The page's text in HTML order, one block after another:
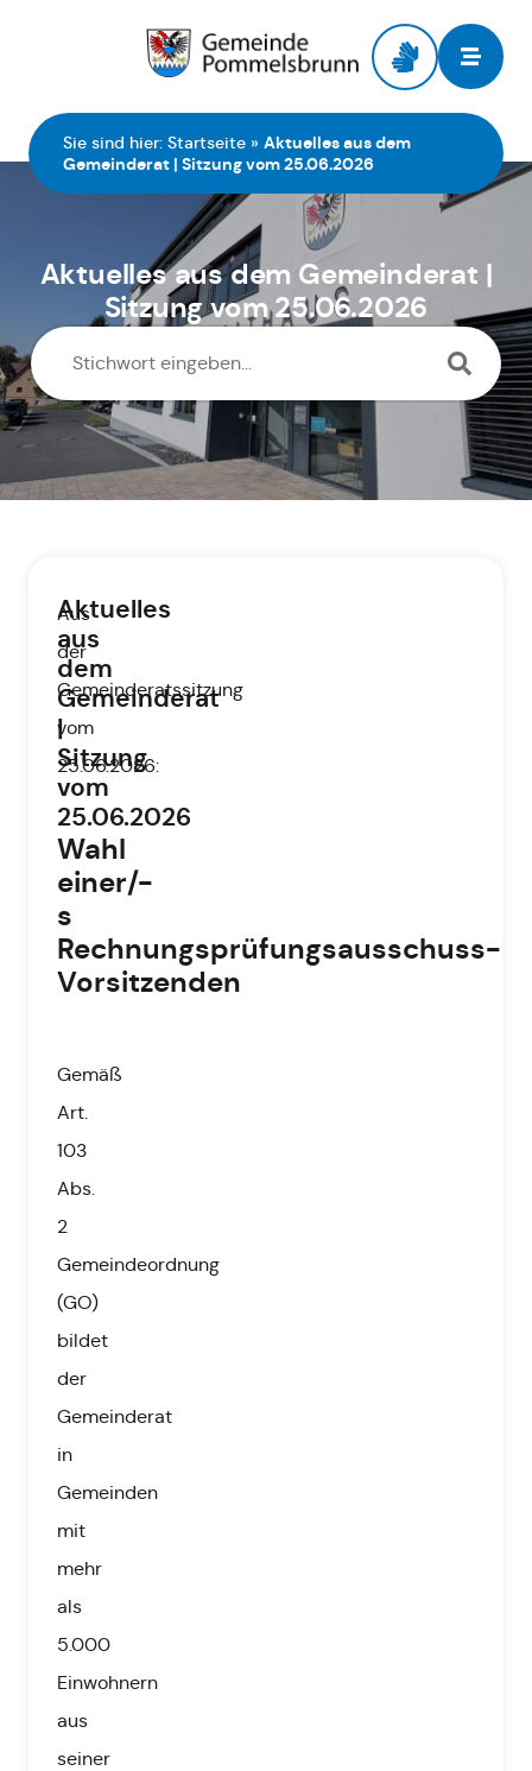
Sie sind hier: Startseite » Aktuelles aus dem
Gemeinderat | Sitzung vom 25.06.2026
Aktuelles aus dem Gemeinderat |
Sitzung vom 25.06.2026
Aktuelles
aus
dem
Gemeinderat
|
Sitzung
vom
25.06.2026
Aus
der
Gemeinderatssitzung
vom
25.06.2026:
Wahl
einer/-
s
Rechnungsprüfungsausschuss-
Vorsitzenden
Gemäß
Art.
103
Abs.
2
Gemeindeordnung
(GO)
bildet
der
Gemeinderat
in
Gemeinden
mit
mehr
als
5.000
Einwohnern
aus
seiner